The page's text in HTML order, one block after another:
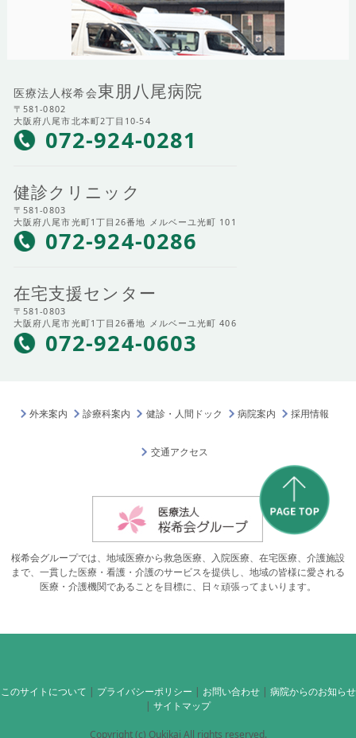
医療法人桜希会東朋八尾病院
〒581-0802
大阪府八尾市北本町2丁目10-54
072-924-0281
健診クリニック
〒581-0803
大阪府八尾市光町1丁目26番地 メルベーユ光町 101
072-924-0286
在宅支援センター
〒581-0803
大阪府八尾市光町1丁目26番地 メルベーユ光町 406
072-924-0603
外来案内 診療科案内 健診・人間ドック 病院案内 採用情報
交通アクセス
桜希会グループでは、地域医療から救急医療、入院医療、在宅医療、介護施設
まで、一貫した医療・看護・介護のサービスを提供し、地域の皆様に愛される
医療・介護機関であることを目標に、日々頑張ってまいります。
このサイトについて | プライバシーポリシー | お問い合わせ| 病院からのお知らせ
| サイトマップ
Copyright (c) Oukikai All rights reserved.